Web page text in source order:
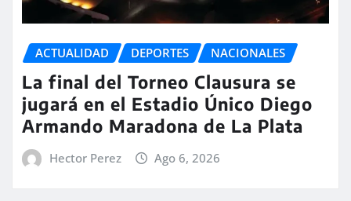
ACTUALIDAD DEPORTES NACIONALES
La final del Torneo Clausura se
jugará en el Estadio Único Diego
Armando Maradona de La Plata
Hector Perez Ago 6, 2026